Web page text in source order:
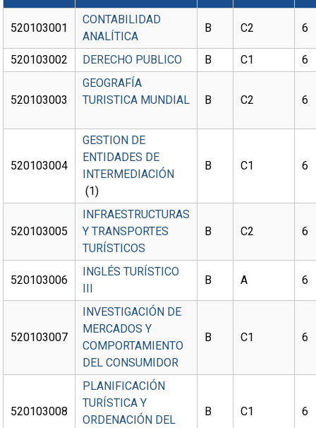
520103001
CONTABILIDAD
ANALÍTICA
B C2 6
520103002 DERECHO PUBLICO B C1 6
520103003
GEOGRAFÍA
TURISTICA MUNDIAL
B C2 6
520103004
GESTION DE
ENTIDADES DE
INTERMEDIACIÓN
(1)
B C1 6
520103005
INFRAESTRUCTURAS
Y TRANSPORTES
TURÍSTICOS
B C2 6
520103006
INGLÉS TURÍSTICO
B A 6
520103007
INVESTIGACIÓN DE
MERCADOS Y
COMPORTAMIENTO
DEL CONSUMIDOR
B C1 6
520103008
PLANIFICACIÓN
TURÍSTICA Y
ORDENACIÓN DEL
B C1 6